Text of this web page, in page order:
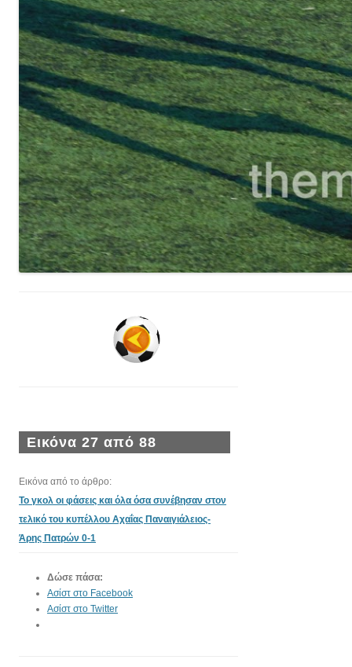
Εικόνα 27 από 88
Εικόνα από το άρθρο:
Το γκολ οι φάσεις και όλα όσα συνέβησαν στον
τελικό του κυπέλλου Αχαΐας Παναιγιάλειος-
Άρης Πατρών 0-1
Δώσε πάσα:
Ασίστ στο Facebook
Ασίστ στο Twitter